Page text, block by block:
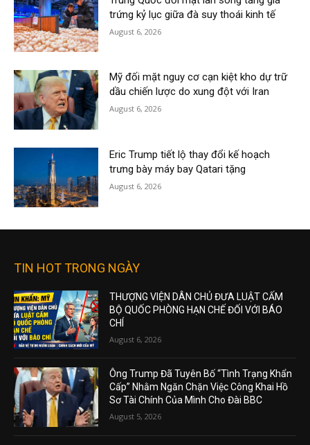
trứng kỷ lục giữa đà suy thoái kinh tế
August 6, 2026
Mỹ đối mặt nguy cơ cạn kiệt kho dự trữ
dầu chiến lược do xung đột với Iran
August 6, 2026
Eric Trump tiết lộ thay đổi kế hoạch
trưng bày máy bay Qatari tặng
August 6, 2026
TIN HOT TRONG NGÀY
THƯỢNG VIỆN DÂN CHỦ ĐƯA LUẬT CẤM
BỘ QUỐC PHÒNG HẠN CHẾ ĐỐI VỚI BÁO
CHÍ
August 6, 2026
Ông Trump Đã Tuyên Bố “Tình Trạng Khẩn
Cấp” Nhằm Ngăn Chặn Việc Công Khai Hồ
Sơ Tài Chính Của Mình Cho Đài BBC
August 5, 2026